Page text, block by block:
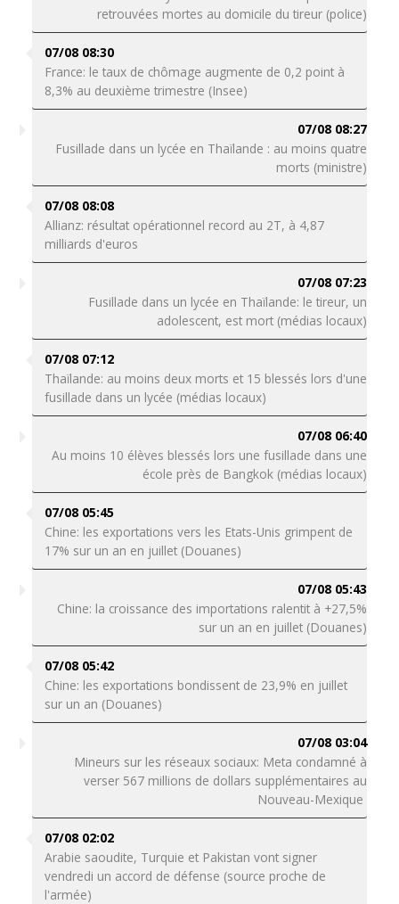
retrouvées mortes au domicile du tireur (police)
07/08 08:30
France: le taux de chômage augmente de 0,2 point à
8,3% au deuxième trimestre (Insee)
07/08 08:27
Fusillade dans un lycée en Thaïlande : au moins quatre
morts (ministre)
07/08 08:08
Allianz: résultat opérationnel record au 2T, à 4,87
milliards d'euros
07/08 07:23
Fusillade dans un lycée en Thaïlande: le tireur, un
adolescent, est mort (médias locaux)
07/08 07:12
Thaïlande: au moins deux morts et 15 blessés lors d'une
fusillade dans un lycée (médias locaux)
07/08 06:40
Au moins 10 élèves blessés lors une fusillade dans une
école près de Bangkok (médias locaux)
07/08 05:45
Chine: les exportations vers les Etats-Unis grimpent de
17% sur un an en juillet (Douanes)
07/08 05:43
Chine: la croissance des importations ralentit à +27,5%
sur un an en juillet (Douanes)
07/08 05:42
Chine: les exportations bondissent de 23,9% en juillet
sur un an (Douanes)
07/08 03:04
Mineurs sur les réseaux sociaux: Meta condamné à
verser 567 millions de dollars supplémentaires au
Nouveau-Mexique
07/08 02:02
Arabie saoudite, Turquie et Pakistan vont signer
vendredi un accord de défense (source proche de
l'armée)